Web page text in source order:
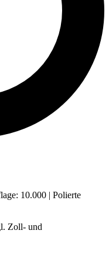
10.000 | Polierte
Zoll- und